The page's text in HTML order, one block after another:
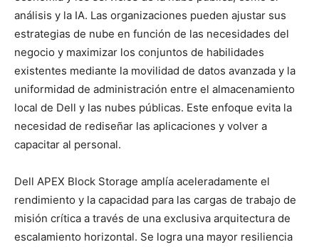
análisis y la IA. Las organizaciones pueden ajustar sus
estrategias de nube en función de las necesidades del
negocio y maximizar los conjuntos de habilidades
existentes mediante la movilidad de datos avanzada y la
uniformidad de administración entre el almacenamiento
local de Dell y las nubes públicas. Este enfoque evita la
necesidad de rediseñar las aplicaciones y volver a
capacitar al personal.
Dell APEX Block Storage amplía aceleradamente el
rendimiento y la capacidad para las cargas de trabajo de
misión crítica a través de una exclusiva arquitectura de
escalamiento horizontal. Se logra una mayor resiliencia